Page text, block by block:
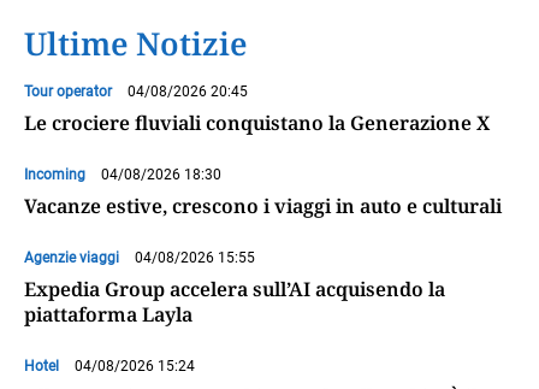
Ultime Notizie
Tour operator 04/08/2026 20:45
Le crociere fluviali conquistano la Generazione X
Incoming 04/08/2026 18:30
Vacanze estive, crescono i viaggi in auto e culturali
Agenzie viaggi 04/08/2026 15:55
Expedia Group accelera sull’AI acquisendo la
piattaforma Layla
Hotel 04/08/2026 15:24